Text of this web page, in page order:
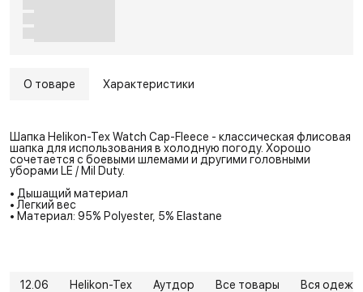
О товаре Характеристики
Шапка Helikon-Tex Watch Cap-Fleece - классическая флисовая
шапка для использования в холодную погоду. Хорошо
сочетается с боевыми шлемами и другими головными
уборами LE / Mil Duty.
• Дышащий материал
• Легкий вес
• Материал: 95% Polyester, 5% Elastane
12.06 Helikon-Tex Аутдор Все товары Вся